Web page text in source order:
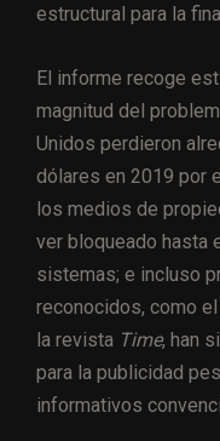
estructural para la
El informe recoge
magnitud del
Unidos perdieron
dólares en 2019 por
los medios de
ver bloqueado hasta
sistemas; e incluso
reconocidos, como
la revista Time, han
para la publicidad
informativos